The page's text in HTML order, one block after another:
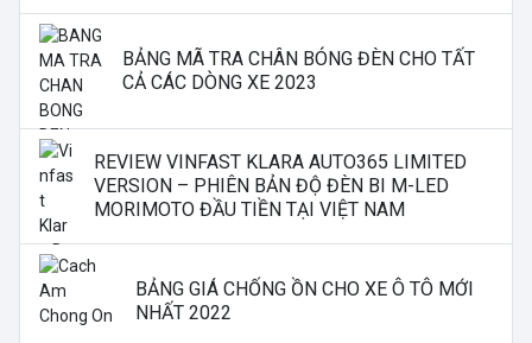
BẢNG MÃ TRA CHÂN BÓNG ĐÈN CHO TẤT
CẢ CÁC DÒNG XE 2023
REVIEW VINFAST KLARA AUTO365 LIMITED
VERSION – PHIÊN BẢN ĐỘ ĐÈN BI M-LED
MORIMOTO ĐẦU TIỀN TẠI VIỆT NAM
BẢNG GIÁ CHỐNG ỒN CHO XE Ô TÔ MỚI
NHẤT 2022